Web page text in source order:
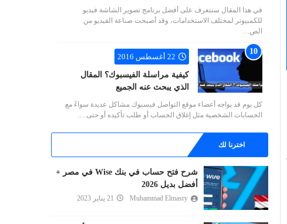
في هذا المقال سنتعرف على أفضل برنامج تصوير الشاشة فيديو
للكمبيوتر لمختلف الاستخدامات، وقد أصبحت صناعة الفيديو من
الص…
22 أغسطس 2016
كيفية مراسلة الفيسبوك؟ المقال
الذي يبحث عنه الجميع
كل يوم قد يواجه أعضاء موقع التواصل فيسبوك مشاكل عديدة سواءً مع
الحسابات الشخصية مثل إغلاق الحساب أو طلب تأكيده أو حتى …
اخترنا لك
شرح فتح حساب في بنك Wise في مصر +
أفضل بديل 2026
Muhammad Elmasry 21 يناير 2023